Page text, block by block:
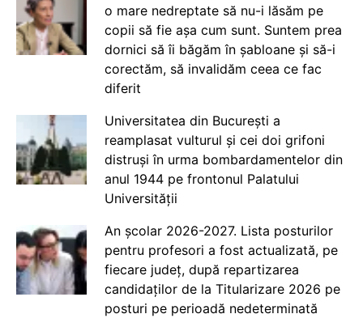
o mare nedreptate să nu-i lăsăm pe
copii să fie așa cum sunt. Suntem prea
dornici să îi băgăm în șabloane și să-i
corectăm, să invalidăm ceea ce fac
diferit
Universitatea din București a
reamplasat vulturul și cei doi grifoni
distruși în urma bombardamentelor din
anul 1944 pe frontonul Palatului
Universității
An școlar 2026-2027. Lista posturilor
pentru profesori a fost actualizată, pe
fiecare județ, după repartizarea
candidaților de la Titularizare 2026 pe
posturi pe perioadă nedeterminată